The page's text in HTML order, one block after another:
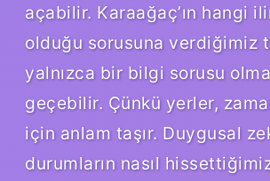
açabilir. Karaağaç’ın hangi
olduğu sorusuna verdiğimiz
yalnızca bir bilgi sorusu
geçebilir. Çünkü yerler,
için anlam taşır. Duygusal
durumların nasıl